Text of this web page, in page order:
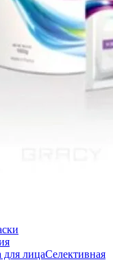
для лицаСелективная